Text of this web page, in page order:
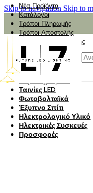
Skip to navigation Skip to
Νέα Προϊόντα
Κατάλογοι
Τρόποι Πληρωμής
Τρόποι Αποστολής
Αναζήτηση Αποστολής
Αξιολόγηση
Φωτιστικά
Φωτιστικά Κήπου
Πάνελ Οροφής
Ταινίες LED
Φωτοβολταϊκά
Έξυπνο Σπίτι
Ηλεκτρολογικό Υλικό
Ηλεκτρικές Συσκευές
Προσφορές